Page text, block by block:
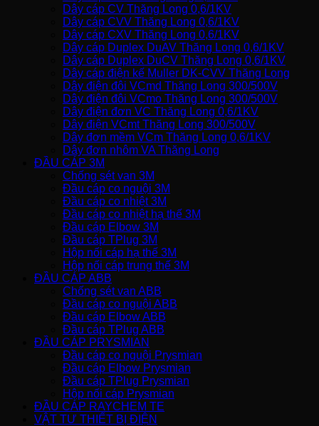
Dây cáp CV Thăng Long 0,6/1KV
Dây cáp CVV Thăng Long 0,6/1KV
Dây cáp CXV Thăng Long 0,6/1KV
Dây cáp Duplex DuAV Thăng Long 0,6/1KV
Dây cáp Duplex DuCV Thăng Long 0,6/1KV
Dây cáp điện kế Muller DK-CVV Thăng Long
Dây điện đôi VCmd Thăng Long 300/500V
Dây điện đôi VCmo Thăng Long 300/500V
Dây điện đơn VC Thăng Long 0,6/1KV
Dây điện VCmt Thăng Long 300/500V
Dây đơn mềm VCm Thăng Long 0,6/1KV
Dây đơn nhôm VA Thăng Long
ĐẦU CÁP 3M
Chống sét van 3M
Đầu cáp co nguội 3M
Đầu cáp co nhiệt 3M
Đầu cáp co nhiệt hạ thế 3M
Đầu cáp Elbow 3M
Đầu cáp TPlug 3M
Hộp nối cáp hạ thế 3M
Hộp nối cáp trung thế 3M
ĐẦU CÁP ABB
Chống sét van ABB
Đầu cáp co nguội ABB
Đầu cáp Elbow ABB
Đầu cáp TPlug ABB
ĐẦU CÁP PRYSMIAN
Đầu cáp co nguội Prysmian
Đầu cáp Elbow Prysmian
Đầu cáp TPlug Prysmian
Hộp nối cáp Prysmian
ĐẦU CÁP RAYCHEM TE
VẬT TƯ THIẾT BỊ ĐIỆN